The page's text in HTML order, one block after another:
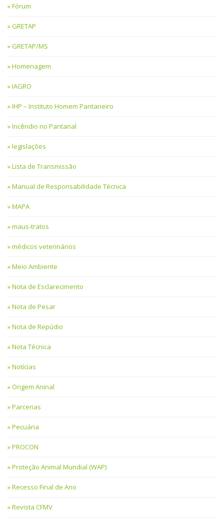
Fórum
GRETAP
GRETAP/MS
Homenagem
IAGRO
IHP – Instituto Homem Pantaneiro
Incêndio no Pantanal
legislações
Lista de Transmissão
Manual de Responsabilidade Técnica
MAPA
maus-tratos
médicos veterinários
Meio Ambiente
Nota de Esclarecimento
Nota de Pesar
Nota de Repúdio
Nota Técnica
Notícias
Origem Aninal
Parcerias
Pecuária
PROCON
Proteção Animal Mundial (WAP)
Recesso Final de Ano
Revista CFMV